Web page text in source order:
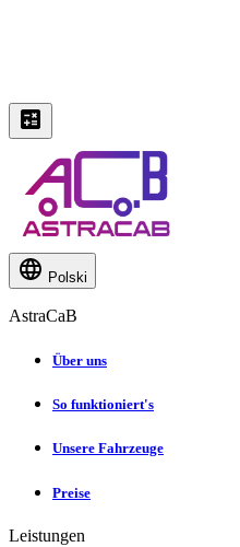
Polski
AstraCaB
Über uns
So funktioniert's
Unsere Fahrzeuge
Preise
Leistungen